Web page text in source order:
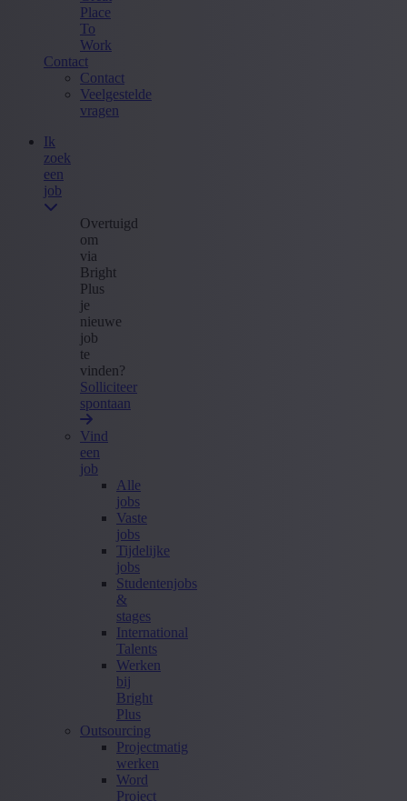
Place
To
Work
Contact
Contact
Veelgestelde
vragen
Ik
zoek
een
job
Overtuigd
om
via
Bright
Plus
je
nieuwe
job
te
vinden?
Solliciteer
spontaan
Vind
een
job
Alle
jobs
Vaste
jobs
Tijdelijke
jobs
Studentenjobs
&
stages
International
Talents
Werken
bij
Bright
Plus
Outsourcing
Projectmatig
werken
Word
Project